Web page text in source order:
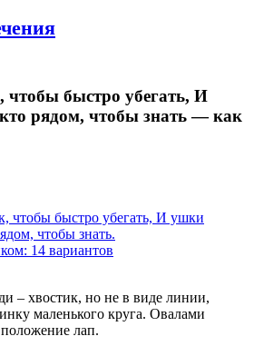
чтобы быстро убегать, И
рядом, чтобы знать — как
чтобы быстро убегать, И ушки
чтобы знать.
14 вариантов
– хвостик, но не в виде линии,
маленького круга. Овалами
лап.